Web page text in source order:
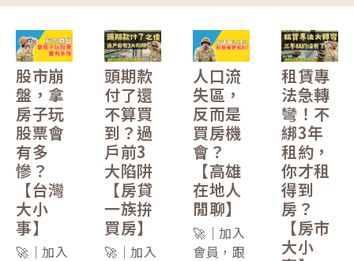
股市崩
盤，拿
房子玩
股票會
有多
慘？
【台灣
大小
事】
🚀｜加入
頭期款
付了還
不算買
到？過
戶前3
大陷阱
【房貸
一族拚
買房】
🚀｜加入
人口流
失區，
反而是
買房機
會？
【高雄
在地人
閒聊】
🚀｜加入
會員，跟
租賃專
法急轉
彎！不
綁3年
租約，
你才租
得到
房？
【房市
大小